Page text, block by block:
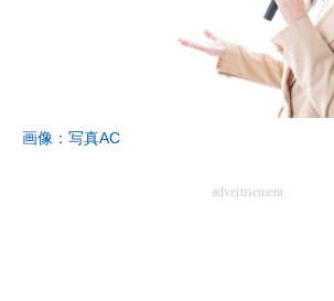
画像：写真AC
advertisement